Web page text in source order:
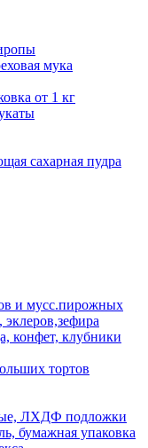
мука
от 1 кг
сахарная пудра
и мусс.пирожных
конфет, клубники
тортов
ЛХДФ подложки
бумажная упаковка